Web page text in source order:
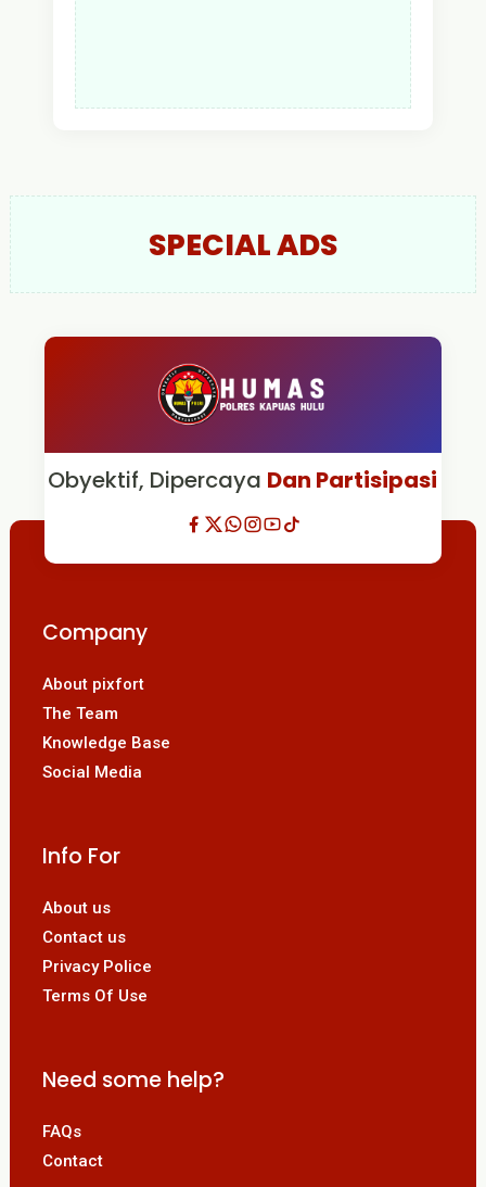
SPECIAL ADS
Obyektif, Dipercaya Dan Partisipasi
Company
About pixfort
The Team
Knowledge Base
Social Media
Info For
About us
Contact us
Privacy Police
Terms Of Use
Need some help?
FAQs
Contact